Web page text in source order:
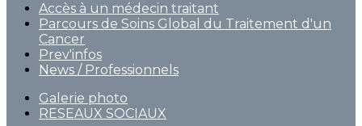
Accès à un médecin traitant
Parcours de Soins Global du Traitement d'un
Cancer
Prev'infos
News / Professionnels
Galerie photo
RESEAUX SOCIAUX